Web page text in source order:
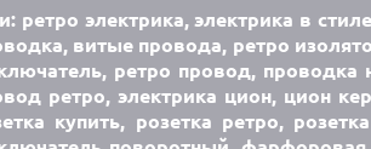
ретро электрика, электрика в
витые провода, ретро
ретро провод, проводка
ретро, электрика цион, цион
купить, розетка ретро,